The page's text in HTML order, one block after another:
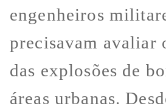
engenheiros
precisavam avaliar
das explosões de
áreas urbanas.